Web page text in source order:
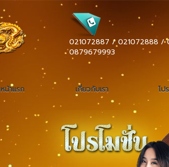
021072887 / 021072888 /
0879679993
หน้าแรก เกี่ยวกับเรา โป